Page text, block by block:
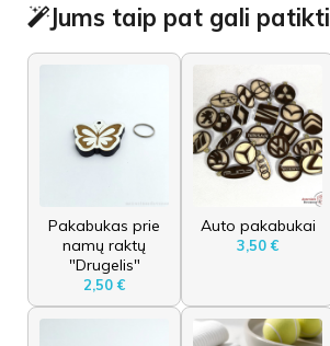
Jums taip pat gali patikti
Pakabukas prie
namų raktų
"Drugelis"
2,50 €
Auto pakabukai
3,50 €